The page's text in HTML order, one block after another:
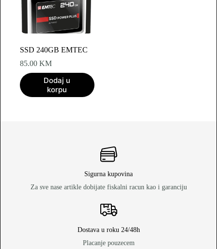
SSD 240GB EMTEC
85.00 KM
Dodaj u
korpu
Sigurna kupovina
Za sve nase artikle dobijate fiskalni racun kao i garanciju
Dostava u roku 24/48h
Placanje pouzecem